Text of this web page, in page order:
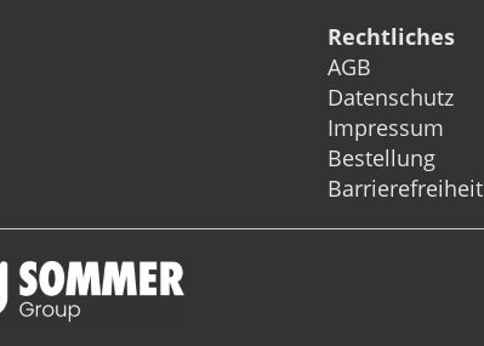
Rechtliches
AGB
Datenschutz
Impressum
Bestellung
Barrierefreiheit